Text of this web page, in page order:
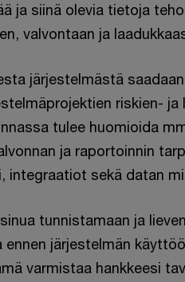
ja siinä olevia tietoja
valvontaan ja
järjestelmästä
riskien-
tulee huomioida
ja raportoinnin
integraatiot sekä datan
tunnistamaan ja
järjestelmän
varmistaa hankkeesi